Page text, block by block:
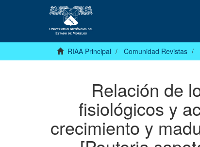
RIAA Principal Comunidad Revistas
Relación de
fisiológicos y
crecimiento y